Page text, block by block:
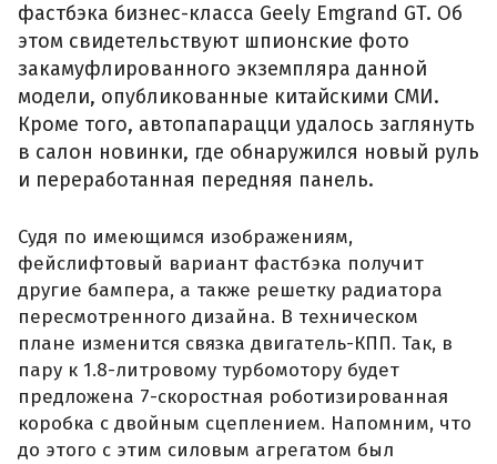
фастбэка бизнес-класса Geely Emgrand GT. Об
этом свидетельствуют шпионские фото
закамуфлированного экземпляра данной
модели, опубликованные китайскими СМИ.
Кроме того, автопапарацци удалось заглянуть
в салон новинки, где обнаружился новый руль
и переработанная передняя панель.
Судя по имеющимся изображениям,
фейслифтовый вариант фастбэка получит
другие бампера, а также решетку радиатора
пересмотренного дизайна. В техническом
плане изменится связка двигатель-КПП. Так, в
пару к 1.8-литровому турбомотору будет
предложена 7-скоростная роботизированная
коробка с двойным сцеплением. Напомним, что
до этого с этим силовым агрегатом был